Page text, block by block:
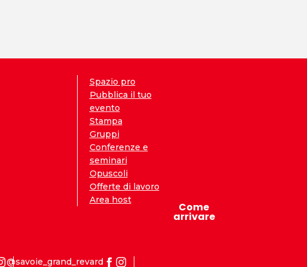
Spazio pro
Pubblica il tuo
evento
Stampa
Gruppi
Conferenze e
seminari
Opuscoli
Offerte di lavoro
Area host
@savoie_grand_revard
Come
arrivare